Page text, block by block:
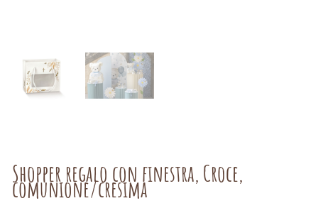
Shopper regalo con finestra, Croce,
comunione/cresima